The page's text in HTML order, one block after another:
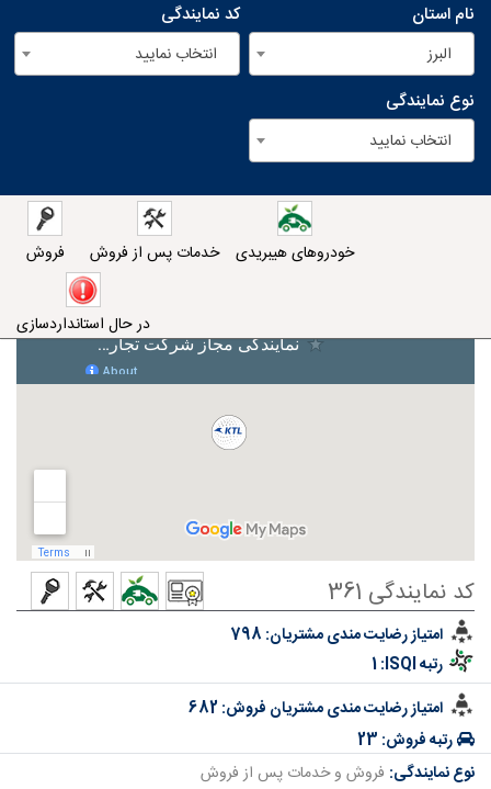
نام استان
البرز
کد نمایندگی
انتخاب نمایید
نوع نمایندگی
انتخاب نمایید
فروش خدمات پس از فروش خودروهای هیبریدی
در حال استانداردسازی
کد نمایندگی 361
امتیاز رضایت مندی مشتریان:
رتبه ISQI:
1
امتیاز رضایت مندی مشتریان فروش:
رتبه فروش: 23
نوع نمایندگی: فروش و خدمات پس از فروش